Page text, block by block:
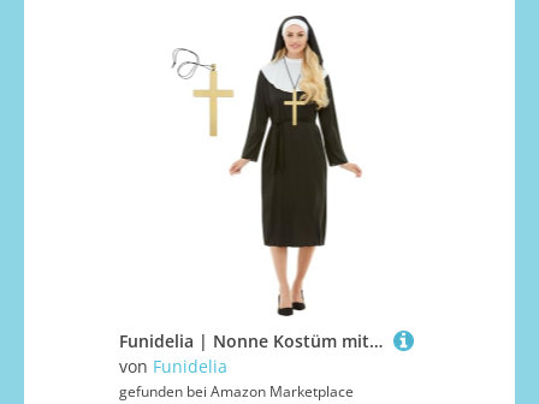
Funidelia | Nonne Kostüm mit Kreuz für Damen Religion, Nun, Sister Act, Berufe - Kostüm für Erwachsene & Verkleidung für Partys, Karneval & Halloween - Größe XS - Schwarz
von Funidelia
gefunden bei Amazon Marketplace